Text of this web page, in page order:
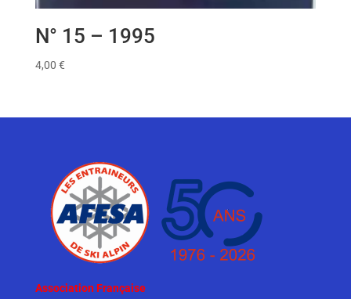
N° 15 – 1995
4,00 €
Association Française